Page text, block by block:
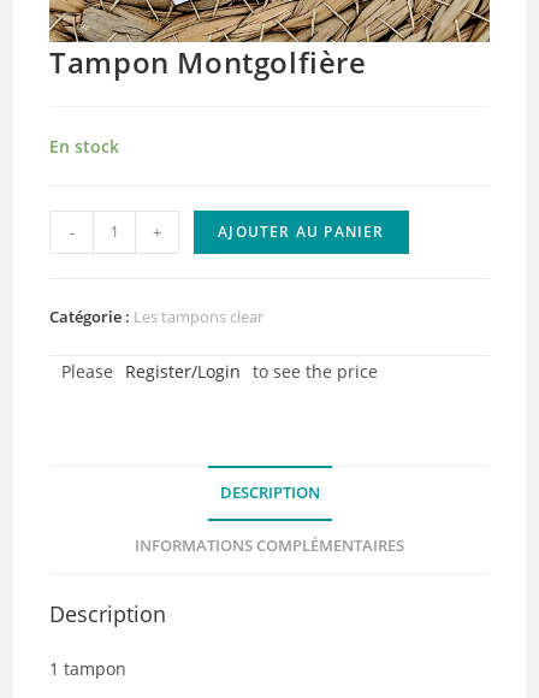
Tampon Montgolfière
En stock
quantité
de
Montgolfière
- + AJOUTER AU PANIER
Catégorie : Les tampons clear
Please Register/Login to see the price
DESCRIPTION
INFORMATIONS COMPLÉMENTAIRES
Description
1 tampon